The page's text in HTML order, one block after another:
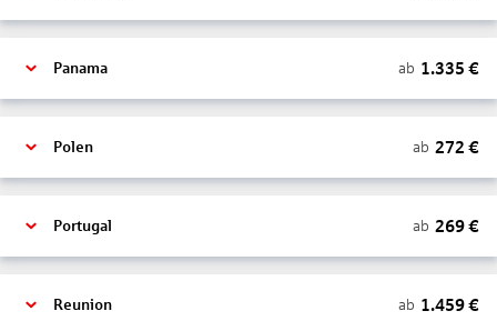
Panama ab 1.335 €
Polen ab 272 €
Portugal ab 269€
Reunion ab 1.459€